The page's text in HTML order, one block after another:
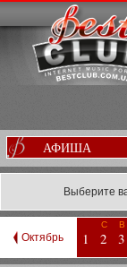
АФИША
Выберите
Октябрь 1
С
2
В
3